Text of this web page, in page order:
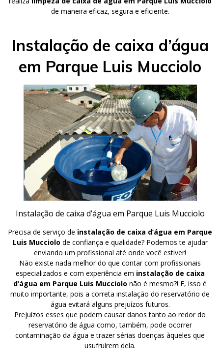
de maneira eficaz, segura e eficiente.
Instalação de caixa d’água
em Parque Luis Mucciolo
Instalação de caixa d’água em Parque Luis Mucciolo
Precisa de serviço de instalação de caixa d’água em Parque
Luis Mucciolo de confiança e qualidade? Podemos te ajudar
enviando um profissional até onde você estiver!
Não existe nada melhor do que contar com profissionais
especializados e com experiência em instalação de caixa
d’água em Parque Luis Mucciolo não é mesmo?! E, isso é
muito importante, pois a correta instalação do reservatório de
água evitará alguns prejuízos futuros.
Prejuízos esses que podem causar danos tanto ao redor do
reservatório de água como, também, pode ocorrer
contaminação da água e trazer sérias doenças àqueles que
usufruírem dela.